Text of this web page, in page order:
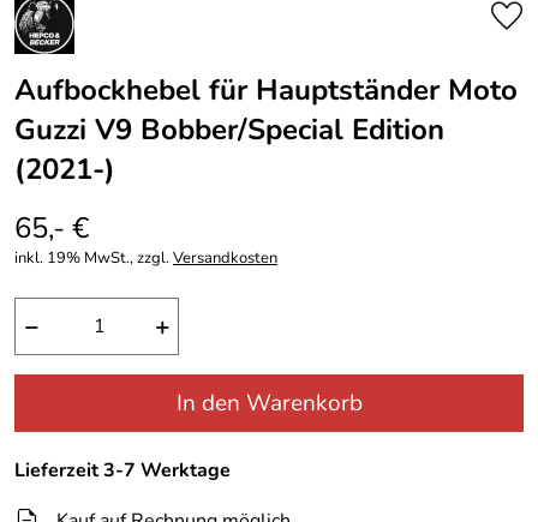
Aufbockhebel für Hauptständer Moto
Guzzi V9 Bobber/Special Edition
(2021-)
65,- €
inkl. 19% MwSt., zzgl.Versandkosten
− +
In den Warenkorb
Lieferzeit 3-7 Werktage